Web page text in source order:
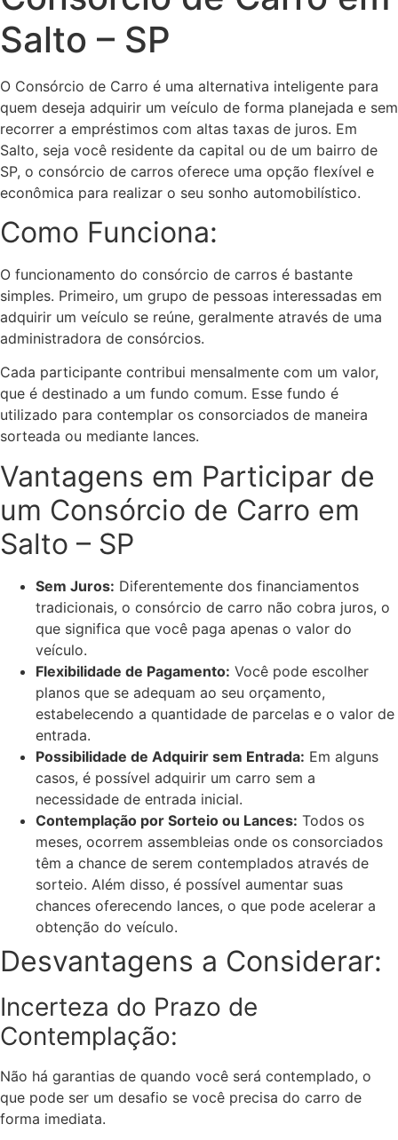
Salto – SP
O Consórcio de Carro é uma alternativa inteligente para
quem deseja adquirir um veículo de forma planejada e sem
recorrer a empréstimos com altas taxas de juros. Em
Salto, seja você residente da capital ou de um bairro de
SP, o consórcio de carros oferece uma opção flexível e
econômica para realizar o seu sonho automobilístico.
Como Funciona:
O funcionamento do consórcio de carros é bastante
simples. Primeiro, um grupo de pessoas interessadas em
adquirir um veículo se reúne, geralmente através de uma
administradora de consórcios.
Cada participante contribui mensalmente com um valor,
que é destinado a um fundo comum. Esse fundo é
utilizado para contemplar os consorciados de maneira
sorteada ou mediante lances.
Vantagens em Participar de
um Consórcio de Carro em
Salto – SP
Sem Juros: Diferentemente dos financiamentos
tradicionais, o consórcio de carro não cobra juros, o
que significa que você paga apenas o valor do
veículo.
Flexibilidade de Pagamento: Você pode escolher
planos que se adequam ao seu orçamento,
estabelecendo a quantidade de parcelas e o valor de
entrada.
Possibilidade de Adquirir sem Entrada: Em alguns
casos, é possível adquirir um carro sem a
necessidade de entrada inicial.
Contemplação por Sorteio ou Lances: Todos os
meses, ocorrem assembleias onde os consorciados
têm a chance de serem contemplados através de
sorteio. Além disso, é possível aumentar suas
chances oferecendo lances, o que pode acelerar a
obtenção do veículo.
Desvantagens a Considerar:
Incerteza do Prazo de
Contemplação:
Não há garantias de quando você será contemplado, o
que pode ser um desafio se você precisa do carro de
forma imediata.